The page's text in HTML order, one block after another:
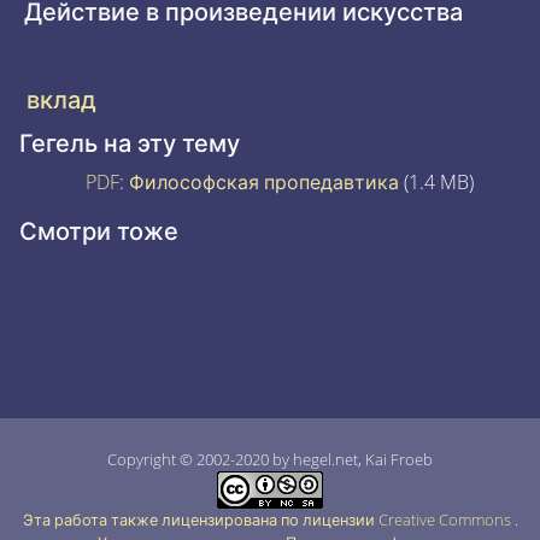
Действие в произведении искусства
вклад
Гегель на эту тему
PDF: Философская пропедавтика (1.4 MB)
Смотри тоже
Copyright © 2002-2020 by hegel.net, Kai Froeb
Эта работа также лицензирована по лицензии Creative Commons .